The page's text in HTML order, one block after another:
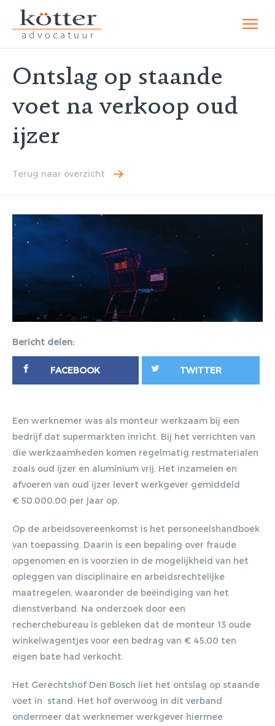
Ontslag op staande
voet na verkoop oud
ijzer
Terug naar overzicht
Bericht delen:
FACEBOOK TWITTER
Een werknemer was als monteur werkzaam bij een
bedrijf dat supermarkten inricht. Bij het verrichten van
die werkzaamheden komen regelmatig restmaterialen
zoals oud ijzer en aluminium vrij. Het inzamelen en
afvoeren van oud ijzer levert werkgever gemiddeld
€ 50.000,00 per jaar op.
Op de arbeidsovereenkomst is het personeelshandboek
van toepassing. Daarin is een bepaling over fraude
opgenomen en is voorzien in de mogelijkheid van het
opleggen van disciplinaire en arbeidsrechtelijke
maatregelen, waaronder de beëindiging van het
dienstverband. Na onderzoek door een
recherchebureau is gebleken dat de monteur 13 oude
winkelwagentjes voor een bedrag van € 45,00 ten
eigen bate had verkocht.
Het Gerechtshof Den Bosch liet het ontslag op staande
voet in stand. Het hof overwoog in dit verband
ondermeer dat werknemer werkgever hiermee